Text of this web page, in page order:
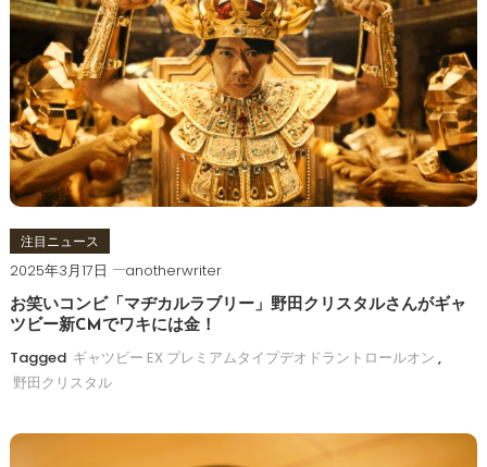
注目ニュース
2025年3月17日 anotherwriter
お笑いコンビ「マヂカルラブリー」野田クリスタルさんがギャ
ツビー新CMでワキには金！
Tagged ギャツビー EX プレミアムタイプデオドラントロールオン ,
野田クリスタル